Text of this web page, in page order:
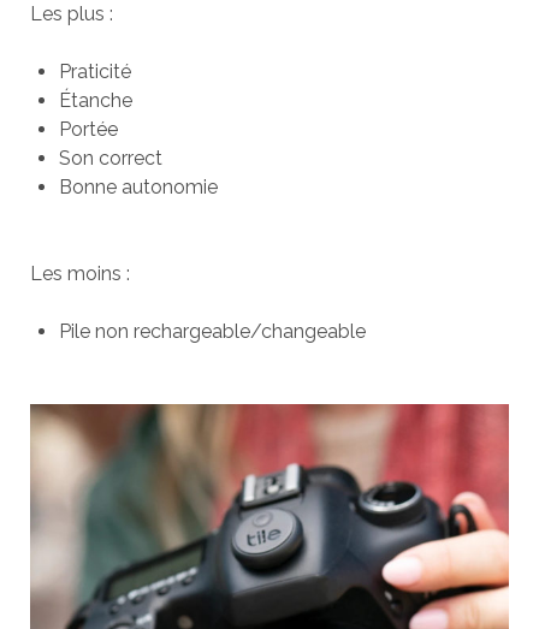
Les plus :
Praticité
Étanche
Portée
Son correct
Bonne autonomie
Les moins :
Pile non rechargeable/changeable